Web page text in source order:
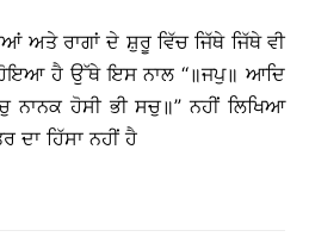
ਅਤੇ ਰਾਗਾਂ ਦੇ ਸ਼ੁਰੂ ਵਿੱਚ ਜਿੱਥੇ ਜਿੱਥੇ ਵੀ
ਹੋਇਆ ਹੈ ਉੱਥੇ ਇਸ ਨਾਲ‘‘॥ਜਪੁ॥ ਆਦਿ
ਨਾਨਕ ਹੋਸੀ ਭੀ ਸਚੁ॥”ਨਹੀਂ ਲਿਖਿਆ
ਹਿੱਸਾ ਨਹੀਂ ਹੈ